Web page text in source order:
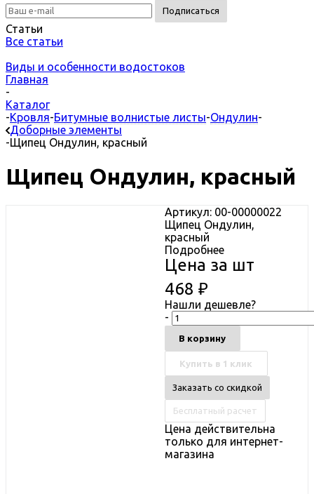
Статьи
Все статьи
Виды и особенности водостоков
Главная
-
Каталог
-Кровля-Битумные волнистые листы-Ондулин-
Доборные элементы
-Щипец Ондулин, красный
Щипец Ондулин, красный
Артикул: 00-00000022
Щипец Ондулин,
красный
Подробнее
Цена за шт
468 ₽
Нашли дешевле?
-
В корзину
Купить в 1 клик
Заказать со скидкой
Бесплатный расчет
Цена действительна
только для интернет-
магазина